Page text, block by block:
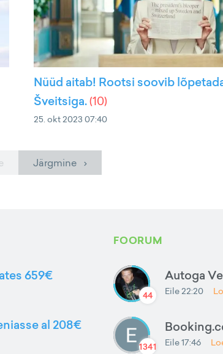
Nüüd aitab! Rootsi soovib
Šveitsiga.(10)
25. okt 2023 07:40
Järgmine ›
659€
al 208€
FOORUM
44
Autoga
Eile 22:20
1341 Eile 17:46